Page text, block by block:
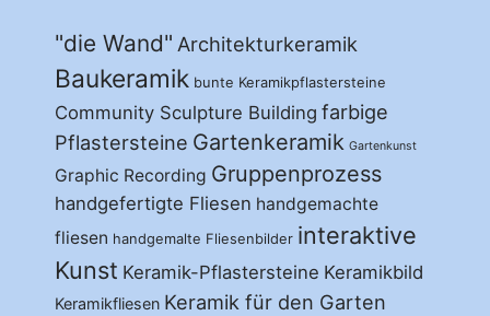
"die Wand" Architekturkeramik
Baukeramik bunte Keramikpflastersteine
Community Sculpture Building farbige
Pflastersteine Gartenkeramik Gartenkunst
Graphic Recording Gruppenprozess
handgefertigte Fliesen handgemachte
fliesen handgemalte Fliesenbilder interaktive
Kunst Keramik-Pflastersteine Keramikbild
Keramikfliesen Keramik für den Garten